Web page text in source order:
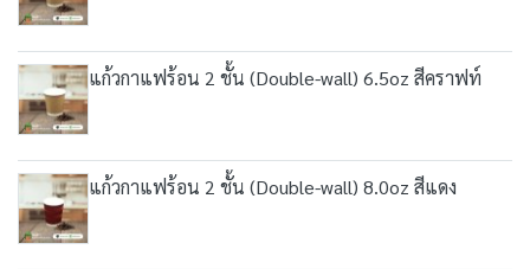
แก้วกาแฟร้อน 2 ชั้น (Double-wall) 6.5oz สีคราฟท์
แก้วกาแฟร้อน 2 ชั้น (Double-wall) 8.0oz สีแดง